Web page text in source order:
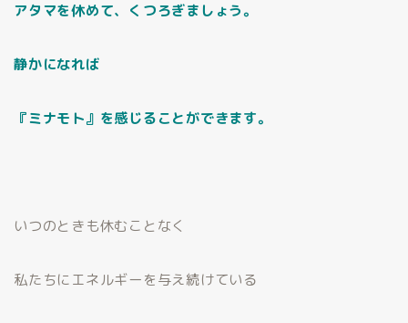
アタマを休めて、くつろぎましょう。
静かになれば
『ミナモト』を感じることができます。
いつのときも休むことなく
私たちにエネルギーを与え続けている